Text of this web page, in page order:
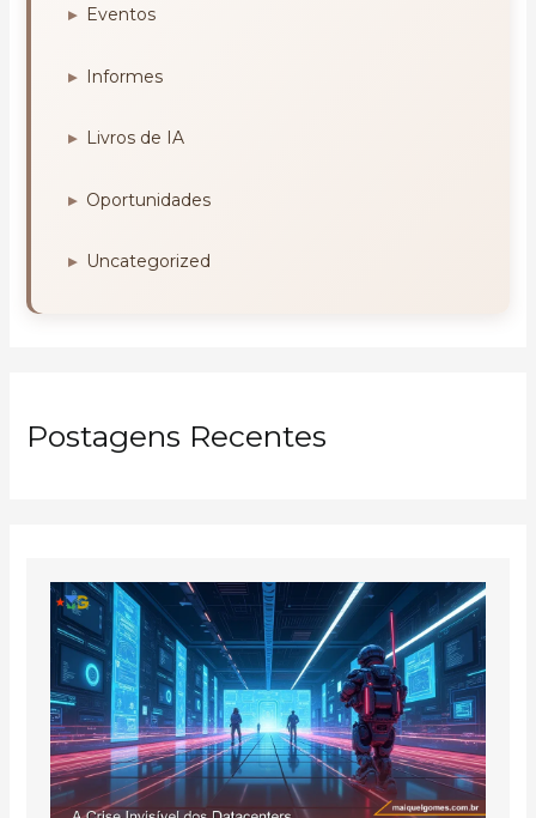
Eventos
Informes
Livros de IA
Oportunidades
Uncategorized
Postagens Recentes